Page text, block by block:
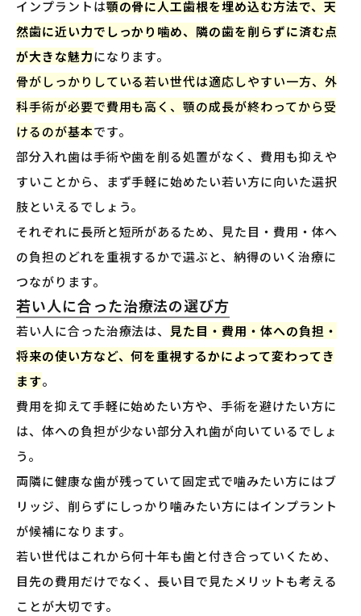
インプラントは顎の骨に人工歯根を埋め込む方法で、天
然歯に近い力でしっかり噛め、隣の歯を削らずに済む点
が大きな魅力になります。
骨がしっかりしている若い世代は適応しやすい一方、外
科手術が必要で費用も高く、顎の成長が終わってから受
けるのが基本です。
部分入れ歯は手術や歯を削る処置がなく、費用も抑えや
すいことから、まず手軽に始めたい若い方に向いた選択
肢といえるでしょう。
それぞれに長所と短所があるため、見た目・費用・体へ
の負担のどれを重視するかで選ぶと、納得のいく治療に
つながります。
若い人に合った治療法の選び方
若い人に合った治療法は、見た目・費用・体への負担・
将来の使い方など、何を重視するかによって変わってき
ます。
費用を抑えて手軽に始めたい方や、手術を避けたい方に
は、体への負担が少ない部分入れ歯が向いているでしょ
う。
両隣に健康な歯が残っていて固定式で噛みたい方にはブ
リッジ、削らずにしっかり噛みたい方にはインプラント
が候補になります。
若い世代はこれから何十年も歯と付き合っていくため、
目先の費用だけでなく、長い目で見たメリットも考える
ことが大切です。